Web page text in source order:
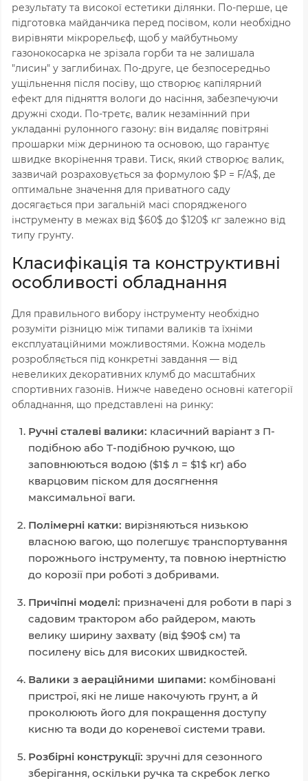
результату та високої естетики ділянки. По-перше, це
підготовка майданчика перед посівом, коли необхідно
вирівняти мікрорельєф, щоб у майбутньому
газонокосарка не зрізала горби та не залишала
"лисин" у заглибинах. По-друге, це безпосередньо
ущільнення після посіву, що створює капілярний
ефект для підняття вологи до насіння, забезпечуючи
дружні сходи. По-третє, валик незамінний при
укладанні рулонного газону: він видаляє повітряні
прошарки між дерниною та основою, що гарантує
швидке вкорінення трави. Тиск, який створює валик,
зазвичай розраховується за формулою $P = F/A$, де
оптимальне значення для приватного саду
досягається при загальній масі спорядженого
інструменту в межах від $60$ до $120$ кг залежно від
типу грунту.
Класифікація та конструктивні
особливості обладнання
Для правильного вибору інструменту необхідно
розуміти різницю між типами валиків та їхніми
експлуатаційними можливостями. Кожна модель
розробляється під конкретні завдання — від
невеликих декоративних клумб до масштабних
спортивних газонів. Нижче наведено основні категорії
обладнання, що представлені на ринку:
Ручні сталеві валики: класичний варіант з П-
подібною або Т-подібною ручкою, що
заповнюються водою ($1$ л = $1$ кг) або
кварцовим піском для досягнення
максимальної ваги.
Полімерні катки: вирізняються низькою
власною вагою, що полегшує транспортування
порожнього інструменту, та повною інертністю
до корозії при роботі з добривами.
Причіпні моделі: призначені для роботи в парі з
садовим трактором або райдером, мають
велику ширину захвату (від $90$ см) та
посилену вісь для високих швидкостей.
Валики з аераційними шипами: комбіновані
пристрої, які не лише накочують грунт, а й
проколюють його для покращення доступу
кисню та води до кореневої системи трави.
Розбірні конструкції: зручні для сезонного
зберігання, оскільки ручка та скребок легко